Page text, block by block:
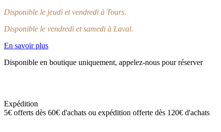
Disponible le jeudi et vendredi à Tours.
Disponible le vendredi et samedi à Laval.
En savoir plus
Disponible en boutique uniquement, appelez-nous pour réserver
Expédition
5€ offerts dès 60€ d'achats ou expédition offerte dès 120€ d'achats